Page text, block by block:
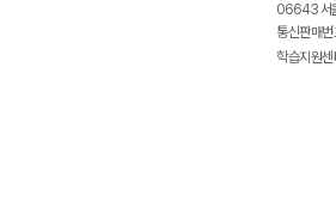
06643 서
통신판매
학습지원